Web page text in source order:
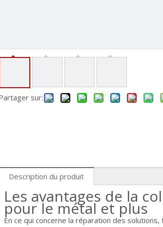
sur:
Description du produit
Les avantages de la
pour le métal et plus
En ce qui concerne la réparation des